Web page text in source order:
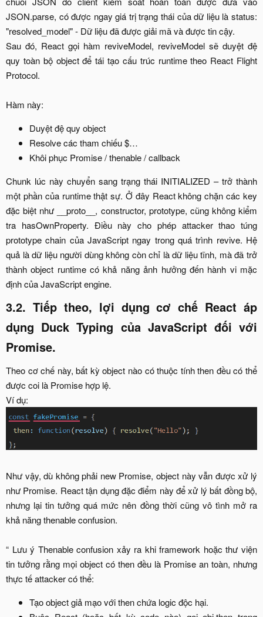
JSON.parse, có được ngay giá trị trạng thái của dữ liệu là status:
"resolved_model" - Dữ liệu đã được giải mã và được tin cậy.
Sau đó, React gọi hàm reviveModel, reviveModel sẽ duyệt đệ
quy toàn bộ object để tái tạo cấu trúc runtime theo React Flight
Protocol.
Hàm này:​
Duyệt đệ quy object​
Resolve các tham chiếu $…​
Khôi phục Promise / thenable / callback​
Chunk lúc này chuyển sang trạng thái INITIALIZED – trở thành
một phần của runtime thật sự. Ở đây React không chặn các key
đặc biệt như __proto__, constructor, prototype, cũng không kiểm
tra hasOwnProperty. Điều này cho phép attacker thao túng
prototype chain của JavaScript ngay trong quá trình revive. Hệ
quả là dữ liệu người dùng không còn chỉ là dữ liệu tĩnh, mà đã trở
thành object runtime có khả năng ảnh hưởng đến hành vi mặc
định của JavaScript engine.​
3.2. Tiếp theo, lợi dụng cơ chế React áp
dụng Duck Typing của JavaScript đối với
Promise.
Theo cơ chế này, bất kỳ object nào có thuộc tính then đều có thể
được coi là Promise hợp lệ.
Ví dụ:​
Như vậy, dù không phải new Promise, object này vẫn được xử lý
như Promise. React tận dụng đặc điểm này để xử lý bất đồng bộ,
nhưng lại tin tưởng quá mức nên đồng thời cũng vô tình mở ra
khả năng thenable confusion.
“ Lưu ý Thenable confusion xảy ra khi framework hoặc thư viện
tin tưởng rằng mọi object có then đều là Promise an toàn, nhưng
thực tế attacker có thể:​
Tạo object giả mạo với then chứa logic độc hại.​